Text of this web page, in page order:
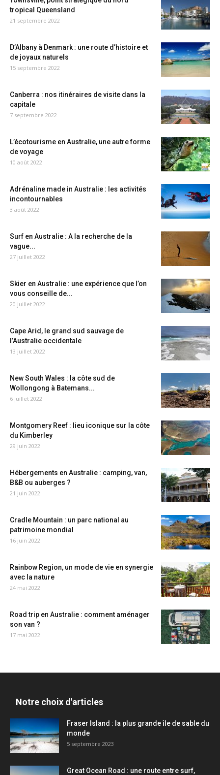
tropical Queensland
21 septembre 2022
D’Albany à Denmark : une route d’histoire et
de joyaux naturels
15 septembre 2022
Canberra : nos itinéraires de visite dans la
capitale
7 septembre 2022
L’écotourisme en Australie, une autre forme
de voyage
10 août 2022
Adrénaline made in Australie : les activités
incontournables
3 août 2022
Surf en Australie : A la recherche de la
vague...
27 juillet 2022
Skier en Australie : une expérience que l’on
vous conseille de...
20 juillet 2022
Cape Arid, le grand sud sauvage de
l’Australie occidentale
13 juillet 2022
New South Wales : la côte sud de
Wollongong à Batemans...
6 juillet 2022
Montgomery Reef : lieu iconique sur la côte
du Kimberley
29 juin 2022
Hébergements en Australie : camping, van,
B&B ou auberges ?
21 juin 2022
Cradle Mountain : un parc national au
patrimoine mondial
16 juin 2022
Rainbow Region, un mode de vie en synergie
avec la nature
24 mai 2022
Road trip en Australie : comment aménager
son van ?
17 mai 2022
Notre choix d'articles
Fraser Island : la plus grande île de sable du
monde
5 septembre 2023
Great Ocean Road : une route entre surf,